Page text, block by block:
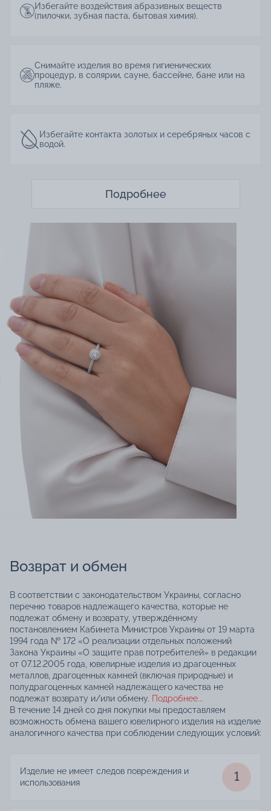
Избегайте воздействия абразивных веществ
(пилочки, зубная паста, бытовая химия).
Снимайте изделия во время гигиенических
процедур, в солярии, сауне, бассейне, бане или на
пляже.
Избегайте контакта золотых и серебряных часов с
водой.
Подробнее
Возврат и обмен
В соответствии с законодательством Украины, согласно
перечню товаров надлежащего качества, которые не
подлежат обмену и возврату, утверждённому
постановлением Кабинета Министров Украины от 19 марта
1994 года № 172 «О реализации отдельных положений
Закона Украины «О защите прав потребителей» в редакции
от 07.12.2005 года, ювелирные изделия из драгоценных
металлов, драгоценных камней (включая природные) и
полудрагоценных камней надлежащего качества не
подлежат возврату и/или обмену. Подробнее...
В течение 14 дней со дня покупки мы предоставляем
возможность обмена вашего ювелирного изделия на изделие
аналогичного качества при соблюдении следующих условий:
Изделие не имеет следов повреждения и
использования
1